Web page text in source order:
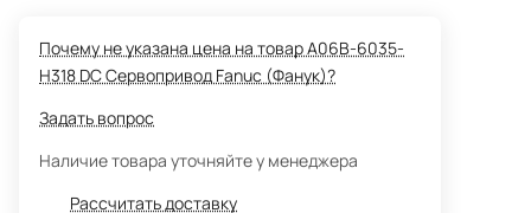
Почему не указана цена на товар A06B-6035-
H318 DC Сервопривод Fanuc (Фанук)?
Задать вопрос
Наличие товара уточняйте у менеджера
Рассчитать доставку